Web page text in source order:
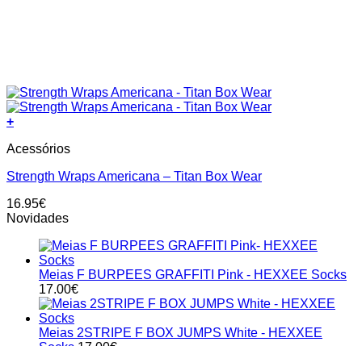
+
Acessórios
Strength Wraps Americana – Titan Box Wear
16.95€
Novidades
Meias F BURPEES GRAFFITI Pink - HEXXEE Socks
17.00€
Meias 2STRIPE F BOX JUMPS White - HEXXEE